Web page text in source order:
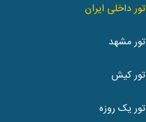
تور داخلی ایران
تور مشهد
تور کیش
تور یک روزه